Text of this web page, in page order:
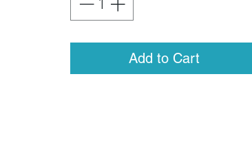
Add to Cart